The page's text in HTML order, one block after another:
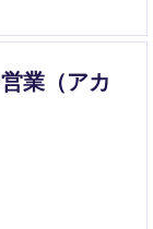
業（アカ